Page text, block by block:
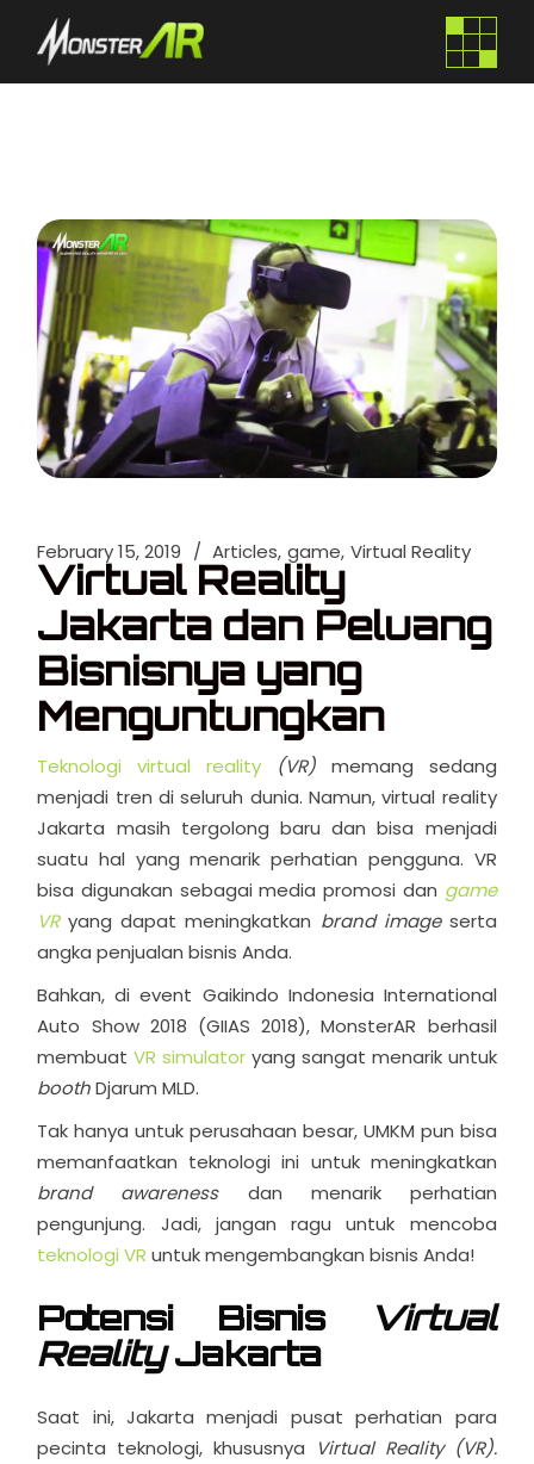
February 15, 2019 Articles game Virtual Reality
Virtual Reality
Jakarta dan Peluang
Bisnisnya yang
Menguntungkan
Teknologi virtual reality (VR)memang sedang
menjadi tren di seluruh dunia. Namun, virtual reality
Jakarta masih tergolong baru dan bisa menjadi
suatu hal yang menarik perhatian pengguna. VR
bisa digunakan sebagai media promosi dan game
VR yang dapat meningkatkan brand image serta
angka penjualan bisnis Anda.
Bahkan, di event Gaikindo Indonesia International
Auto Show 2018 (GIIAS 2018), MonsterAR berhasil
membuatVR simulator yang sangat menarik untuk
boothDjarum MLD.
Tak hanya untuk perusahaan besar, UMKM pun bisa
memanfaatkan teknologi ini untuk meningkatkan
brand awarenessdan menarik perhatian
pengunjung. Jadi, jangan ragu untuk mencoba
teknologi VR untuk mengembangkan bisnis Anda!
Potensi Bisnis
Virtual
RealityJakarta
Saat ini, Jakarta menjadi pusat perhatian para
pecinta teknologi, khususnya
Virtual Reality (VR).